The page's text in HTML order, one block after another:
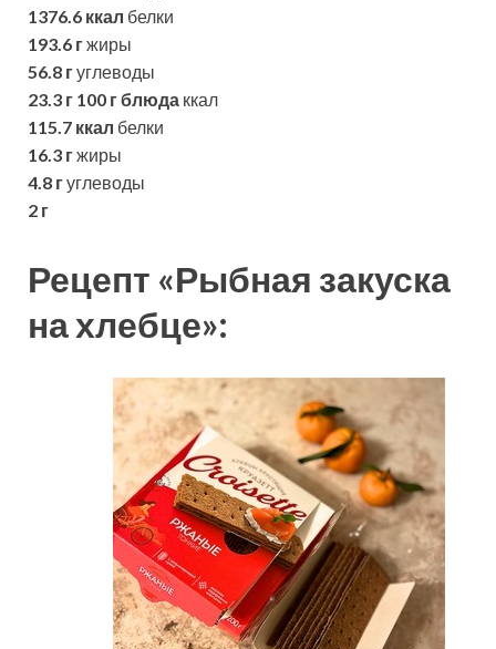
1376.6 ккал белки
193.6 гжиры
56.8 гуглеводы
23.3 г 100 г блюда ккал
115.7 ккал белки
16.3 гжиры
4.8 гуглеводы
2 г
Рецепт «Рыбная закуска
на хлебце»: